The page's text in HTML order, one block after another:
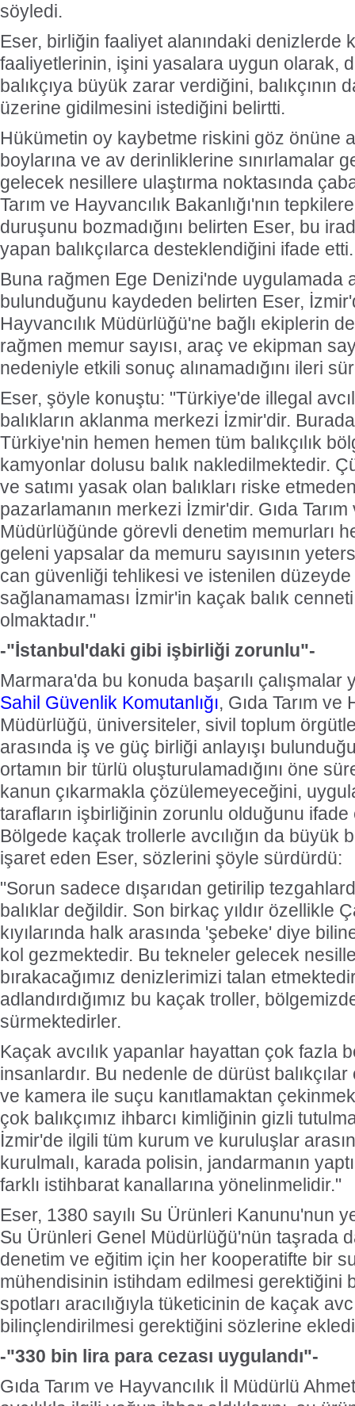
söyledi.
Eser, birliğin faaliyet alanındaki denizlerde
faaliyetlerinin, işini yasalara uygun olarak,
balıkçıya büyük zarar verdiğini, balıkçının
üzerine gidilmesini istediğini belirtti.
Hükümetin oy kaybetme riskini göz önüne
boylarına ve av derinliklerine sınırlamalar
gelecek nesillere ulaştırma noktasında
Tarım ve Hayvancılık Bakanlığı'nın
duruşunu bozmadığını belirten Eser, bu
yapan balıkçılarca desteklendiğini ifade etti.
Buna rağmen Ege Denizi'nde uygulamada
bulunduğunu kaydeden belirten Eser,
Hayvancılık Müdürlüğü'ne bağlı ekiplerin
rağmen memur sayısı, araç ve ekipman
nedeniyle etkili sonuç alınamadığını ileri
Eser, şöyle konuştu: "Türkiye'de illegal
balıkların aklanma merkezi İzmir'dir.
Türkiye'nin hemen hemen tüm balıkçılık
kamyonlar dolusu balık nakledilmektedir.
ve satımı yasak olan balıkları riske
pazarlamanın merkezi İzmir'dir. Gıda Tarım
Müdürlüğünde görevli denetim memurları
geleni yapsalar da memuru sayısının
can güvenliği tehlikesi ve istenilen düzeyde
sağlanamaması İzmir'in kaçak balık
olmaktadır."
-"İstanbul'daki gibi işbirliği zorunlu"-
Marmara'da bu konuda başarılı çalışmalar
Sahil Güvenlik Komutanlığı, Gıda Tarım ve
Müdürlüğü, üniversiteler, sivil toplum
arasında iş ve güç birliği anlayışı
ortamın bir türlü oluşturulamadığını öne
kanun çıkarmakla çözülemeyeceğini,
tarafların işbirliğinin zorunlu olduğunu ifade
Bölgede kaçak trollerle avcılığın da büyük
işaret eden Eser, sözlerini şöyle sürdürdü:
"Sorun sadece dışarıdan getirilip
balıklar değildir. Son birkaç yıldır özellikle
kıyılarında halk arasında 'şebeke' diye
kol gezmektedir. Bu tekneler gelecek
bırakacağımız denizlerimizi talan
adlandırdığımız bu kaçak troller,
sürmektedirler.
Kaçak avcılık yapanlar hayattan çok fazla
insanlardır. Bu nedenle de dürüst
ve kamera ile suçu kanıtlamaktan
çok balıkçımız ihbarcı kimliğinin gizli
İzmir'de ilgili tüm kurum ve kuruluşlar
kurulmalı, karada polisin, jandarmanın
farklı istihbarat kanallarına yönelinmelidir."
Eser, 1380 sayılı Su Ürünleri Kanunu'nun
Su Ürünleri Genel Müdürlüğü'nün taşrada
denetim ve eğitim için her kooperatifte bir
mühendisinin istihdam edilmesi gerektiğini
spotları aracılığıyla tüketicinin de kaçak
bilinçlendirilmesi gerektiğini sözlerine
-"330 bin lira para cezası uygulandı"-
Gıda Tarım ve Hayvancılık İl Müdürlü